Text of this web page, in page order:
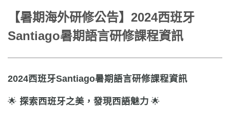
【暑期海外研修公告】2024西班牙
Santiago暑期語言研修課程資訊
2024西班牙Santiago暑期語言研修課程資訊
🌟 探索西班牙之美，發現西語魅力 🌟